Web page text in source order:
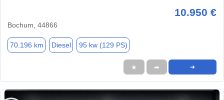
10.950 €
Bochum, 44866
70.196 km Diesel 95 kw (129 PS)
★ ➦ ➜